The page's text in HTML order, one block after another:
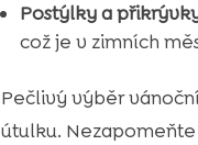
Postýlky a
což je v zimních
Pečlivý výběr
útulku.